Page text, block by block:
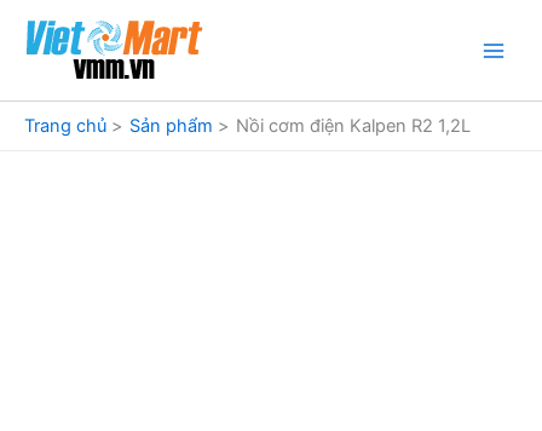
dung
Trang chủ
Sản phẩm Nồi cơm điện Kalpen R2 1,2L